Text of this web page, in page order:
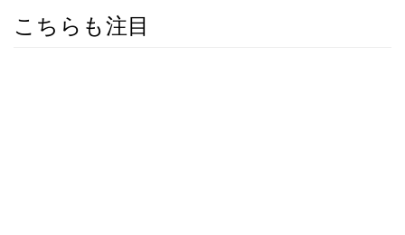
こちらも注目